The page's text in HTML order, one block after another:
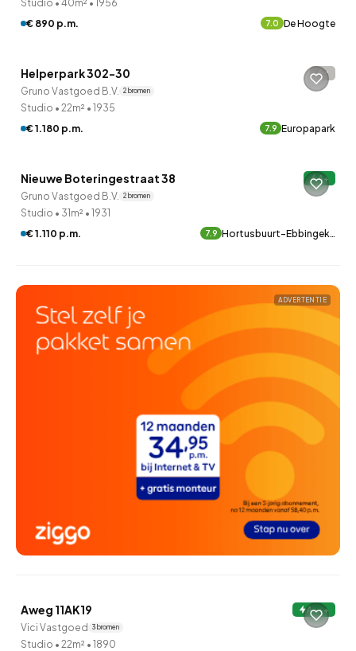
Studio • 40m² • 1956
€ 890 p.m.
7.0 De Hoogte
QUICKLANE™
Helperpark 302-30 -
Gruno Vastgoed B.V. 2 bronnen
Studio • 22m² • 1935
€ 1.180 p.m.
7.9 Europapark
QUICKLANE™
Nieuwe Boteringestraat 38 A+
Gruno Vastgoed B.V. 2 bronnen
Studio • 31m² • 1931
€ 1.110 p.m.
7.9 Hortusbuurt-Ebbingek…
ADVERTENTIE
Aweg 11AK19 A+++
Vici Vastgoed 3 bronnen
Studio • 22m² • 1890